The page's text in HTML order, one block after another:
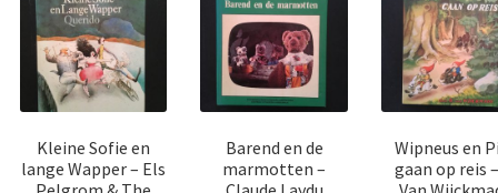
Kleine Sofie en
lange Wapper – Els
Barend en de
marmotten –
Wipneus en
gaan op reis